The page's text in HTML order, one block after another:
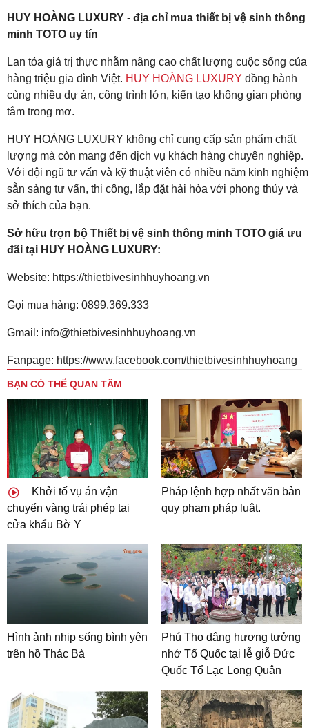
HUY HOÀNG LUXURY - địa chỉ mua thiết bị vệ sinh thông
minh TOTO uy tín
Lan tỏa giá trị thực nhằm nâng cao chất lượng cuộc sống của
hàng triệu gia đình Việt. HUY HOÀNG LUXURY đồng hành
cùng nhiều dự án, công trình lớn, kiến tạo không gian phòng
tắm trong mơ.
HUY HOÀNG LUXURY không chỉ cung cấp sản phẩm chất
lượng mà còn mang đến dịch vụ khách hàng chuyên nghiệp.
Với đội ngũ tư vấn và kỹ thuật viên có nhiều năm kinh nghiệm
sẵn sàng tư vấn, thi công, lắp đặt hài hòa với phong thủy và
sở thích của bạn.
Sở hữu trọn bộ Thiết bị vệ sinh thông minh TOTO giá ưu
đãi tại HUY HOÀNG LUXURY:
Website: https://thietbivesinhhuyhoang.vn
Gọi mua hàng: 0899.369.333
Gmail: info@thietbivesinhhuyhoang.vn
Fanpage: https://www.facebook.com/thietbivesinhhuyhoang
BẠN CÓ THỂ QUAN TÂM
Khởi tố vụ án vận
chuyển vàng trái phép tại
cửa khẩu Bờ Y
Pháp lệnh hợp nhất văn bản
quy phạm pháp luật.
Hình ảnh nhịp sống bình yên
trên hồ Thác Bà
Phú Thọ dâng hương tưởng
nhớ Tổ Quốc tại lễ giỗ Đức
Quốc Tổ Lạc Long Quân